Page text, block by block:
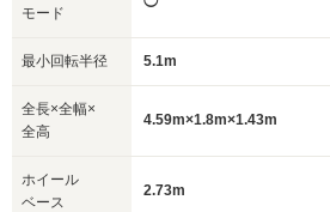
モード
最小回転半径 5.1m
全長×全幅×
全高
4.59m×1.8m×1.43m
ホイール
ベース
2.73m